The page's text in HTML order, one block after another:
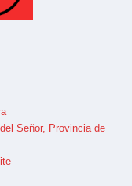
Señor, Provincia de